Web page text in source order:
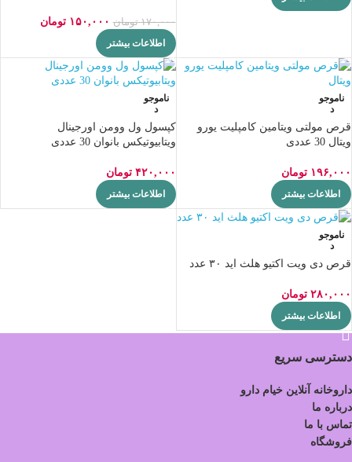
۱۷۰,۰۰۰ تومان ۱۵۰,۰۰۰ تومان
اطلاعات بیشتر
ناموجو
د
قرص مولتی ویتامین کامپلیت یورو
ویتال 30 عددی
۱۹۶,۰۰۰ تومان
اطلاعات بیشتر
ناموجو
د
کپسول ول وومن اورجینال
ویتابیوتیکس بانوان 30 عددی
۴۲۰,۰۰۰ تومان
اطلاعات بیشتر
ناموجو
د
قرص دی ویت اکتیو هلث اید ۳۰ عدد
۲۸۰,۰۰۰ تومان
اطلاعات بیشتر
دسترسی سریع
داروخانه آنلاین خیام دارو
درباره ما
تماس با ما
فروشگاه